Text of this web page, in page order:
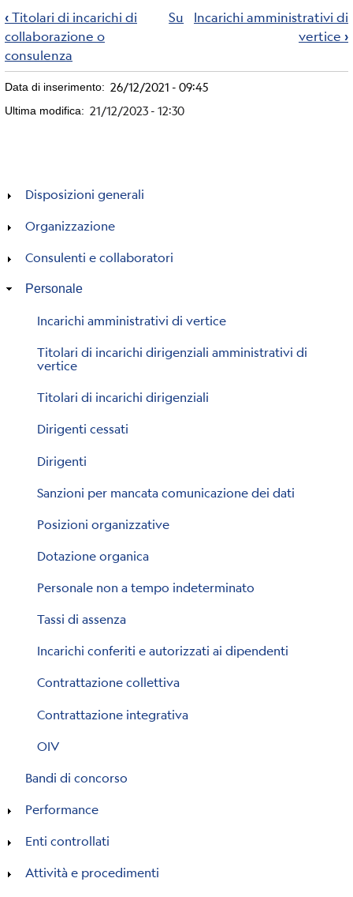
Disposizioni generali
Organizzazione
Consulenti e collaboratori
Personale
Incarichi amministrativi di vertice
Titolari di incarichi dirigenziali amministrativi di
vertice
Titolari di incarichi dirigenziali
Dirigenti cessati
Dirigenti
Sanzioni per mancata comunicazione dei dati
Posizioni organizzative
Dotazione organica
Personale non a tempo indeterminato
Tassi di assenza
Incarichi conferiti e autorizzati ai dipendenti
Contrattazione collettiva
Contrattazione integrativa
OIV
Bandi di concorso
Performance
Enti controllati
Attività e procedimenti
di
attraversamento
del
book
Personale
‹ Titolari di incarichi di
collaborazione o
consulenza
Su
Incarichi amministrativi di
vertice ›
Data di inserimento 26/12/2021 - 09:45
Ultima modifica 21/12/2023 - 12:30